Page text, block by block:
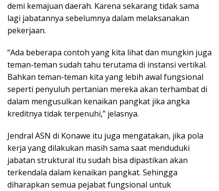
demi kemajuan daerah. Karena sekarang tidak sama
lagi jabatannya sebelumnya dalam melaksanakan
pekerjaan.
“Ada beberapa contoh yang kita lihat dan mungkin juga
teman-teman sudah tahu terutama di instansi vertikal.
Bahkan teman-teman kita yang lebih awal fungsional
seperti penyuluh pertanian mereka akan terhambat di
dalam mengusulkan kenaikan pangkat jika angka
kreditnya tidak terpenuhi,” jelasnya.
Jendral ASN di Konawe itu juga mengatakan, jika pola
kerja yang dilakukan masih sama saat menduduki
jabatan struktural itu sudah bisa dipastikan akan
terkendala dalam kenaikan pangkat. Sehingga
diharapkan semua pejabat fungsional untuk